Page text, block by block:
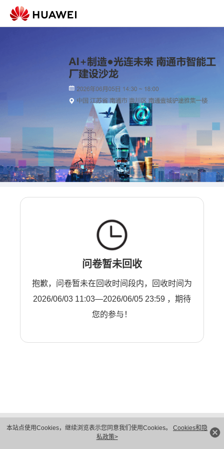
本站点使用Cookies，继续浏览表示您同意我们使用Cookies。 Cookies和隐
私政策>
问卷暂未回收
抱歉，问卷暂未在回收时间段内，回收时间为
2026/06/03 11:03—2026/06/05 23:59 ，期待
您的参与！
隐私保护
法律声明